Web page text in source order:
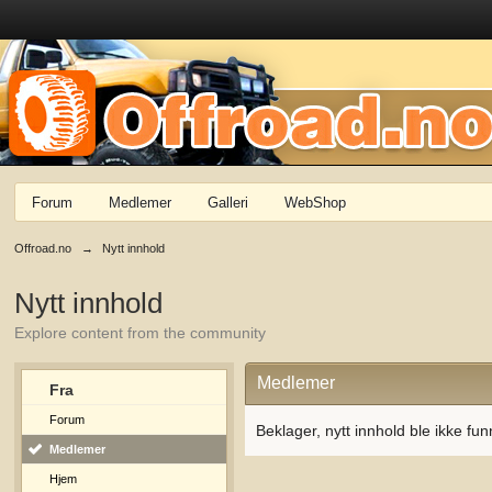
Forum Medlemer Galleri WebShop
Offroad.no → Nytt innhold
Nytt innhold
Explore content from the community
Fra
Forum
Medlemer
Hjem
Medlemer
Beklager, nytt innhold ble ikke